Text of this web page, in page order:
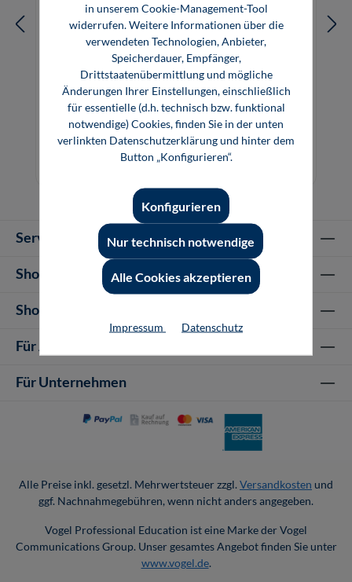
SPS-Programmierung mit ST
32,80 €*
Service-Hotline
Shop Informationen
Shop-Service
Für Autor-/innen
Für Unternehmen
Alle Preise inkl. gesetzl. Mehrwertsteuer zzgl. Versandkosten und
ggf. Nachnahmegebühren, wenn nicht anders angegeben.
Vogel Professional Education ist eine Marke der Vogel
Communications Group. Unser gesamtes Angebot finden Sie unter
www.vogel.de.
in unserem Cookie-Management-Tool
widerrufen. Weitere Informationen über die
verwendeten Technologien, Anbieter,
Speicherdauer, Empfänger,
Drittstaatenübermittlung und mögliche
Änderungen Ihrer Einstellungen, einschließlich
für essentielle (d.h. technisch bzw. funktional
notwendige) Cookies, finden Sie in der unten
verlinkten Datenschutzerklärung und hinter dem
Button „Konfigurieren“.
Nur technisch notwendige
Konfigurieren
Alle Cookies akzeptieren
Impressum Datenschutz